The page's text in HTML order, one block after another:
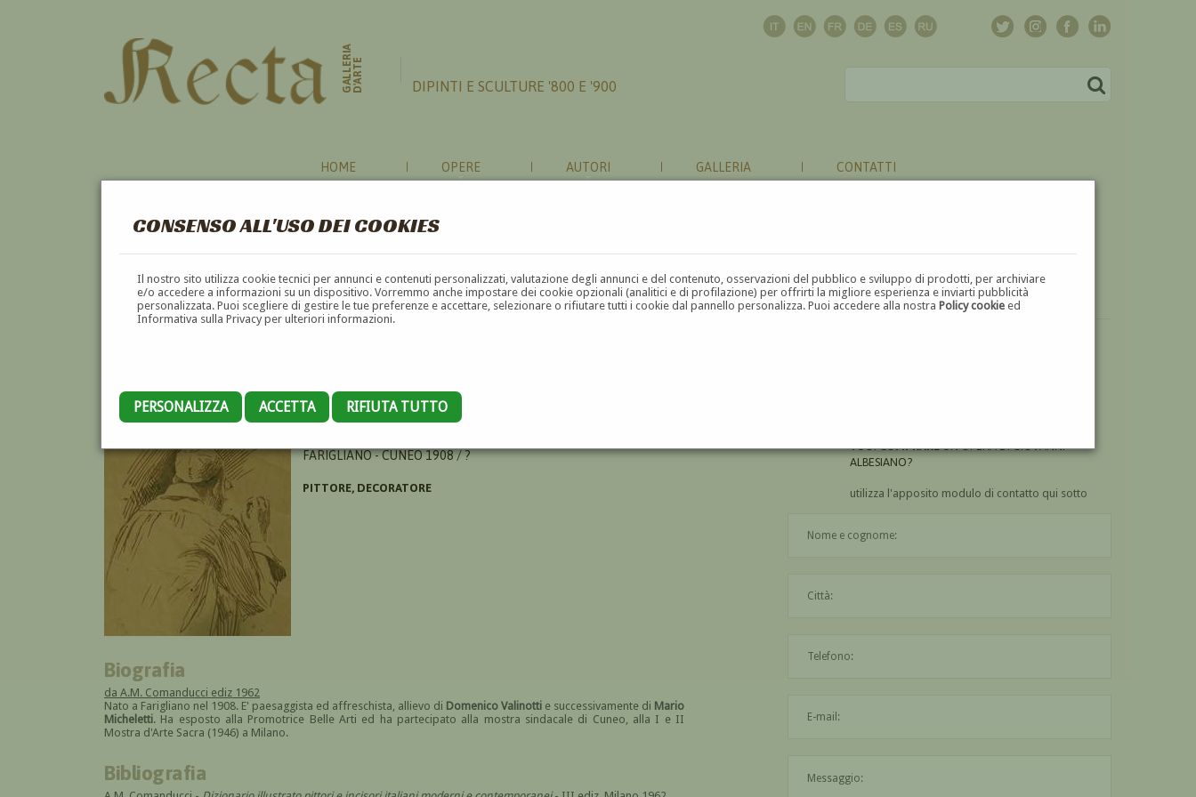
CONSENSO ALL'USO DEI COOKIES
Il nostro sito utilizza cookie tecnici per annunci e contenuti personalizzati, valutazione degli annunci e del contenuto, osservazioni del pubblico e sviluppo di prodotti, per archiviare
e/o accedere a informazioni su un dispositivo. Vorremmo anche impostare dei cookie opzionali (analitici e di profilazione) per offrirti la migliore esperienza e inviarti pubblicità
personalizzata. Puoi scegliere di gestire le tue preferenze e accettare, selezionare o rifiutare tutti i cookie dal pannello personalizza. Puoi accedere alla nostraPolicy cookie ed
Informativa sulla Privacy per ulteriori informazioni.
PERSONALIZZA ACCETTA RIFIUTA TUTTO
GALLERIAD'ARTE DIPINTI E SCULTURE '800 E '900
HOME OPERE AUTORI GALLERIA CONTATTI
GIOVANNI ALBESIANO
FARIGLIANO - CUNEO 1908 / ?
PITTORE, DECORATORE
Biografia
da A.M. Comanducci ediz 1962
Nato a Farigliano nel 1908. E' paesaggista ed affreschista, allievo di Domenico Valinotti e successivamente di Mario
Micheletti. Ha esposto alla Promotrice Belle Arti ed ha partecipato alla mostra sindacale di Cuneo, alla I e II
Mostra d'Arte Sacra (1946) a Milano.
Bibliografia
VUOICOMPRAREUN'OPERA DI GIOVANNI
ALBESIANO?
utilizza l'apposito modulo di contatto qui sotto